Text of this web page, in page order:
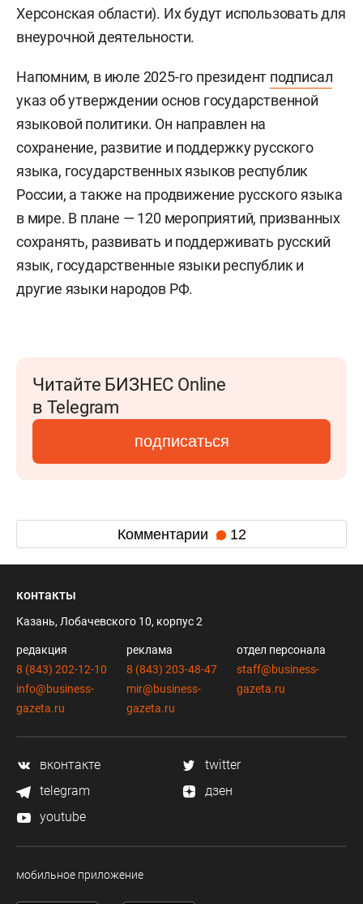
Херсонская области). Их будут использовать для
внеурочной деятельности.
Напомним, в июле 2025-го президент подписал
указ об утверждении основ государственной
языковой политики. Он направлен на
сохранение, развитие и поддержку русского
языка, государственных языков республик
России, а также на продвижение русского языка
в мире. В плане — 120 мероприятий, призванных
сохранять, развивать и поддерживать русский
язык, государственные языки республик и
другие языки народов РФ.
Читайте БИЗНЕС Online
в Telegram
подписаться
Комментарии 12
контакты
Казань, Лобачевского 10, корпус 2
редакция
8 (843) 202-12-10
info@business-
gazeta.ru
реклама
8 (843) 203-48-47
mir@business-
gazeta.ru
отдел персонала
staff@business-
gazeta.ru
вконтакте
twitter
telegram
дзен
youtube
мобильное приложение